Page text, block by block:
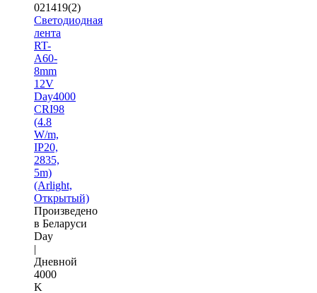
021419(2)
Светодиодная
лента
RT-
A60-
8mm
12V
Day4000
CRI98
(4.8
W/m,
IP20,
2835,
5m)
(Arlight,
Открытый)
Произведено
в Беларуси
Day
|
Дневной
4000
K